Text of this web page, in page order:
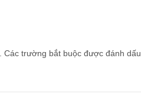
Các trường bắt buộc được đánh dấu